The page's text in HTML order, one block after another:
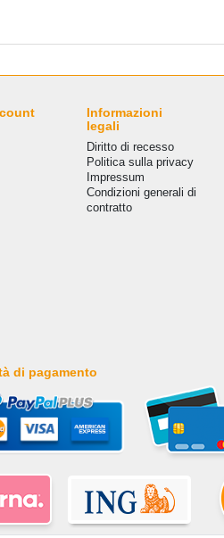
Informazioni
legali
Diritto di recesso
Politica sulla privacy
Impressum
Condizioni generali di
contratto
di pagamento